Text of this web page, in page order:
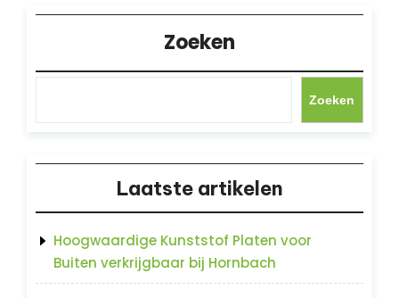
Zoeken
Zoeken
Laatste artikelen
Hoogwaardige Kunststof Platen voor
Buiten verkrijgbaar bij Hornbach